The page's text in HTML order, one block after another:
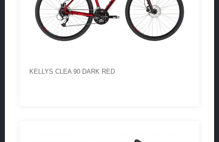
KELLYS CLEA 90 DARK RED